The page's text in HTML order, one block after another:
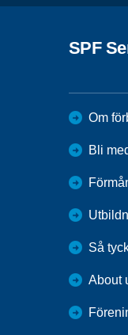
SPF
Om
Bli
Så
About